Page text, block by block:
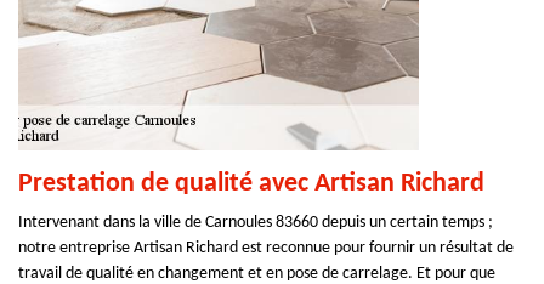
Prestation de qualité avec Artisan Richard
Intervenant dans la ville de Carnoules 83660 depuis un certain temps ;
notre entreprise Artisan Richard est reconnue pour fournir un résultat de
travail de qualité en changement et en pose de carrelage. Et pour que